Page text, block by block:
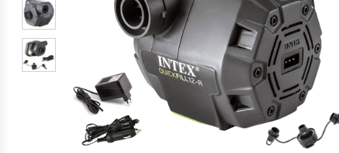
Electroménager
Électronique
Jouets
Maison
Maternité
Outillages & Bricolage